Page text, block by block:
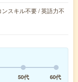
スキル不要 / 英語力不
50代 60代